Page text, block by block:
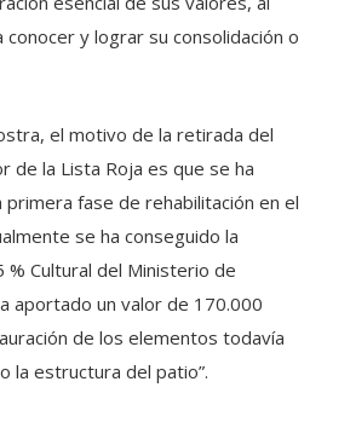
y lograr su consolidación o
el motivo de la retirada del
de la Lista Roja es que se ha
primera fase de rehabilitación en el
se ha conseguido la
% Cultural del Ministerio de
aportado un valor de 170.000
de los elementos todavía
la estructura del patio”.